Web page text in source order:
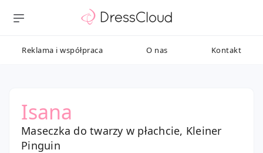
Reklama i współpraca O nas Kontakt
Isana
Maseczka do twarzy w płachcie, Kleiner
Pinguin